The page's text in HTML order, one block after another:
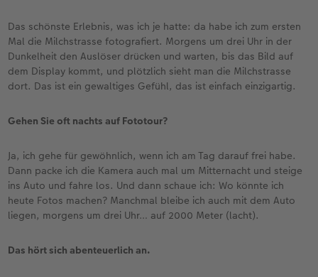
Das schönste Erlebnis, was ich je hatte: da habe ich zum ersten
Mal die Milchstrasse fotografiert. Morgens um drei Uhr in der
Dunkelheit den Auslöser drücken und warten, bis das Bild auf
dem Display kommt, und plötzlich sieht man die Milchstrasse
dort. Das ist ein gewaltiges Gefühl, das ist einfach einzigartig.
Gehen Sie oft nachts auf Fototour?
Ja, ich gehe für gewöhnlich, wenn ich am Tag darauf frei habe.
Dann packe ich die Kamera auch mal um Mitternacht und steige
ins Auto und fahre los. Und dann schaue ich: Wo könnte ich
heute Fotos machen? Manchmal bleibe ich auch mit dem Auto
liegen, morgens um drei Uhr… auf 2000 Meter (lacht).
Das hört sich abenteuerlich an.